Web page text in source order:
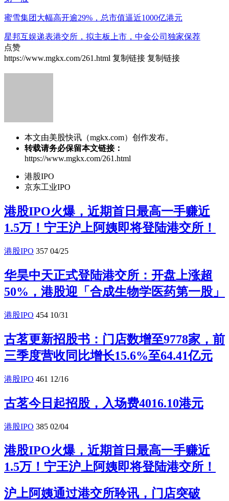
蜜雪集团大幅高开逾29%，总市值逼近1000亿港元
星邦互娱递表港交所，拟主板上市，中金公司独家保荐
点赞
https://www.mgkx.com/261.html 复制链接 复制链接
本文由美股快讯（mgkx.com）创作发布。
转载请务必保留本文链接：
https://www.mgkx.com/261.html
港股IPO
京东工业IPO
港股IPO火爆，近期首日最高一手赚近
1.5万！宁王沪上阿姨即将登陆港交所！
港股IPO 357 04/25
华昊中天正式登陆港交所：开盘上涨超
50%，港股迎「合成生物学医药第一股」
港股IPO 454 10/31
古茗更新招股书：门店数增至9778家，前
三季度营收同比增长15.6%至64.41亿元
港股IPO 461 12/16
古茗今日起招股，入场费4016.10港元
港股IPO 385 02/04
港股IPO火爆，近期首日最高一手赚近
1.5万！宁王沪上阿姨即将登陆港交所！
沪上阿姨通过港交所聆讯，门店突破